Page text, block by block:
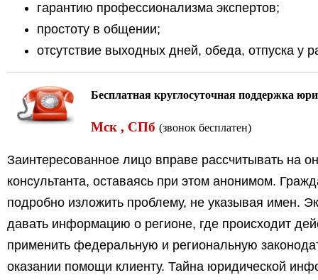
гарантию профессионализма экспертов;
простоту в общении;
отсутствие выходных дней, обеда, отпуска у
Бесплатная круглосуточная поддержка
Мск , СПб(звонок бесплатен)
Заинтересованное лицо вправе рассчитывать на
консультанта, оставаясь при этом анонимом.
подробно изложить проблему, не указывая имен.
давать информацию о регионе, где происходит
применить федеральную и региональную
оказании помощи клиенту. Тайна юридической